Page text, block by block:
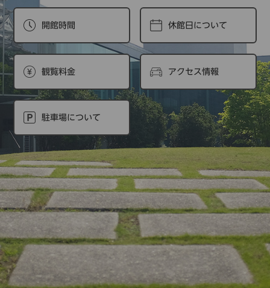
開館時間 休館日について
観覧料金 アクセス情報
駐車場について